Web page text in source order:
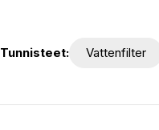
Tunnisteet: Vattenfilter